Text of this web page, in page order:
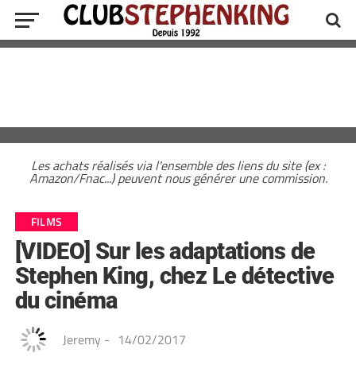
Les achats réalisés via l'ensemble des liens du site (ex :
Amazon/Fnac...) peuvent nous générer une commission.
FILMS
[VIDEO] Sur les adaptations de
Stephen King, chez Le détective
du cinéma
Jeremy - 14/02/2017